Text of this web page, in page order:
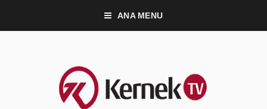
ANA MENU